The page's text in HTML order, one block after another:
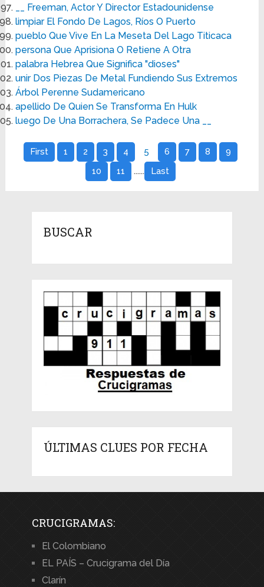
__ Freeman, Actor Y Director Estadounidense
limpiar El Fondo De Lagos, Ríos O Puerto
pueblo Que Vive En La Meseta Del Lago Titicaca
persona Que Aprisiona O Retiene A Otra
palabra Hebrea Que Significa "dioses"
unir Dos Piezas De Metal Fundiendo Sus Extremos
Árbol Perenne Sudamericano
apellido De Quien Se Transforma En Hulk
luego De Una Borrachera, Se Padece Una __
First 1 2 3 4 5 6 7 8
9
10
11 ...... Last
BUSCAR
ÚLTIMAS CLUES POR FECHA
CRUCIGRAMAS:
El Colombiano
EL PAÍS – Crucigrama del Día
Clarín